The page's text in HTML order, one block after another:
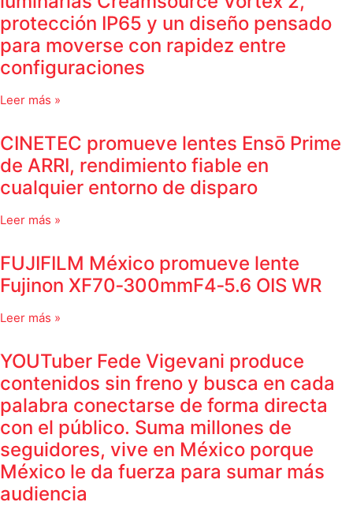
protección IP65 y un diseño pensado
para moverse con rapidez entre
configuraciones
Leer más »
CINETEC promueve lentes Ensō Prime
de ARRI, rendimiento fiable en
cualquier entorno de disparo
Leer más »
FUJIFILM México promueve lente
Fujinon XF70‑300mmF4‑5.6 OIS WR
Leer más »
YOUTuber Fede Vigevani produce
contenidos sin freno y busca en cada
palabra conectarse de forma directa
con el público. Suma millones de
seguidores, vive en México porque
México le da fuerza para sumar más
audiencia